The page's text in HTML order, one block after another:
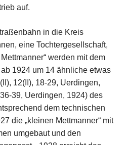
auf.
in die Kreis
eine Tochtergesellschaft,
werden mit dem
1924 um 14 ähnliche etwas
12(II), 18-29, Uerdingen,
39, Uerdingen, 1924) des
dem technischen
die „kleinen Mettmanner“ mit
umgebaut und den